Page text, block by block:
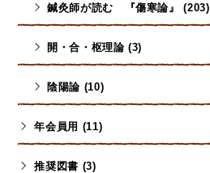
鍼灸師が読む 『傷寒論』 (203)
開・合・枢理論 (3)
陰陽論 (10)
年会員用 (11)
推奨図書 (3)